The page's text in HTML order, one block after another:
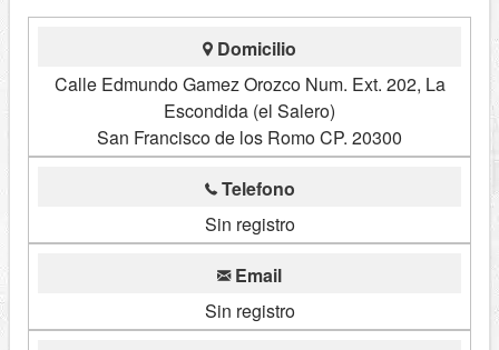
Domicilio
Calle Edmundo Gamez Orozco Num. Ext. 202, La
Escondida (el Salero)
San Francisco de los Romo CP. 20300
Telefono
Sin registro
Email
Sin registro